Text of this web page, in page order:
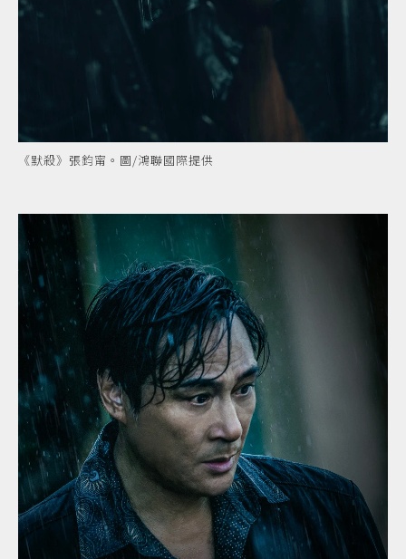
《默殺》張鈞甯。圖/鴻聯國際提供